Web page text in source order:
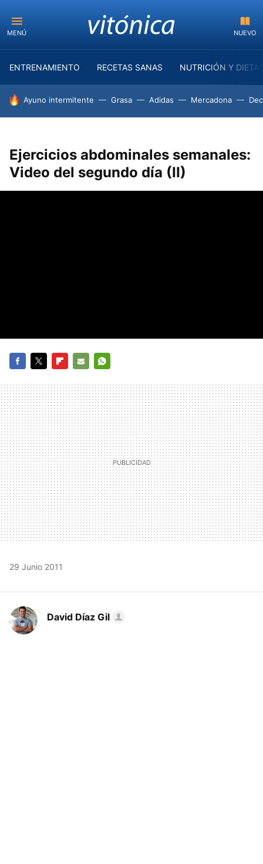
MENÚ NUEVO
ENTRENAMIENTO RECETAS SANAS NUTRICIÓN Y
HOY SE HABLA DE
Ayuno intermitente Grasa Adidas Mercadona
Ejercicios abdominales semanales:
Video del segundo día (II)
MAIL
29 Junio 2011
David Díaz Gil